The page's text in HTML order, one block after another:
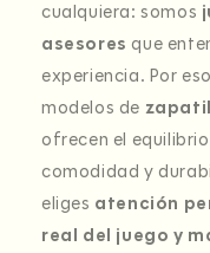
cualquiera: somos
asesores que
experiencia. Por
modelos de
ofrecen el
comodidad y
eliges atención
real del juego y